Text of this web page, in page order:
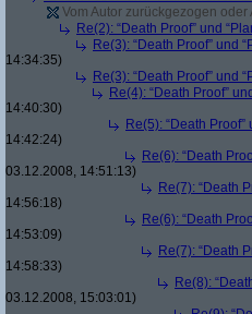
Vom Autor zurückgezogen
Re(2): “Death Proof” und
Re(3): “Death Proof” und
14:34:35)
Re(3): “Death Proof” und
Re(4): “Death Proof”
14:40:30)
Re(5): “Death
14:42:24)
Re(6): “Death
03.12.2008, 14:51:13)
Re(7): “Death
14:56:18)
Re(6): “Death
14:53:09)
Re(7): “Death
14:58:33)
Re(8):
03.12.2008, 15:03:01)